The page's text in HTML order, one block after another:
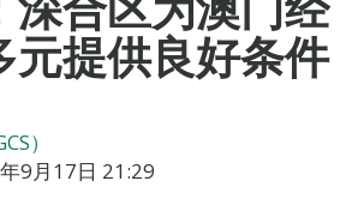
元提供良好条件
）
9月17日 21:29